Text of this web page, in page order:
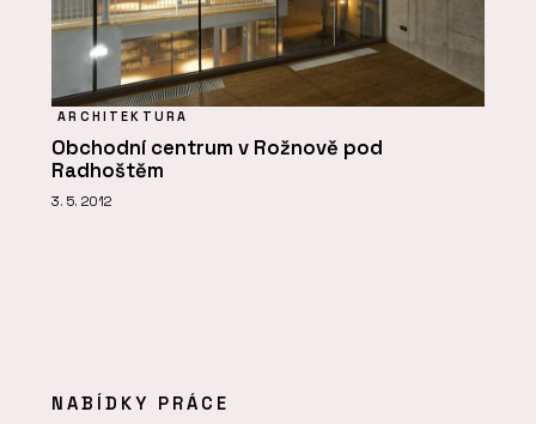
ARCHITEKTURA
Obchodní centrum v Rožnově pod
Radhoštěm
3. 5. 2012
NABÍDKY PRÁCE